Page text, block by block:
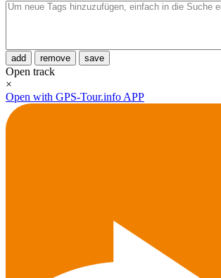
add remove save
Open track
×
Open with GPS-Tour.info APP